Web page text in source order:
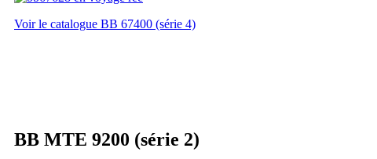
Voir le catalogue BB 67400 (série 4)
BB MTE 9200 (série 2)